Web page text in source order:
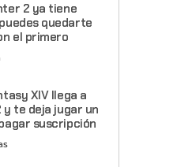
2 ya tiene
quedarte
el primero
XIV llega a
y te deja jugar un
suscripción